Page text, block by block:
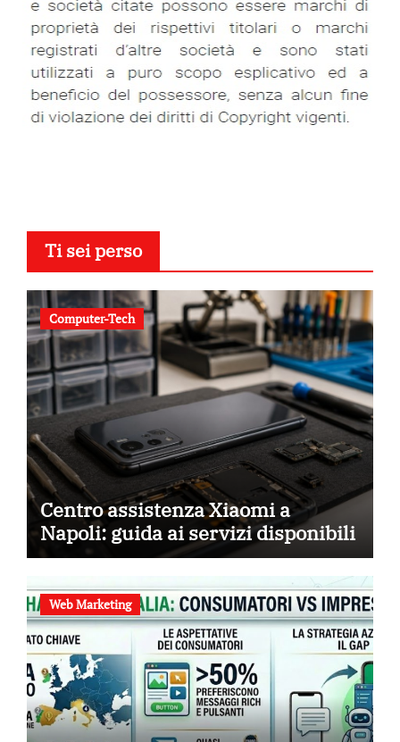
Ti sei perso
Computer-Tech
Centro assistenza Xiaomi a
Napoli: guida ai servizi disponibili
Web Marketing